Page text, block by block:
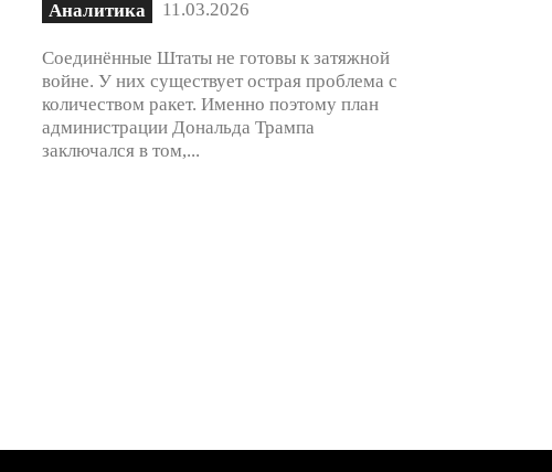
Аналитика 11.03.2026
Соединённые Штаты не готовы к затяжной
войне. У них существует острая проблема с
количеством ракет. Именно поэтому план
администрации Дональда Трампа
заключался в том,...